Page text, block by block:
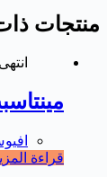
منتجات
قراءة